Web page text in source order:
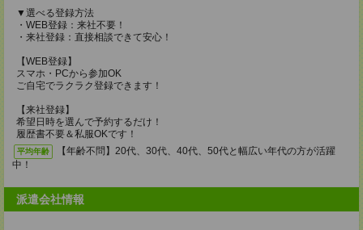
▼選べる登録方法
・WEB登録：来社不要！
・来社登録：直接相談できて安心！
【WEB登録】
スマホ・PCから参加OK
ご自宅でラクラク登録できます！
【来社登録】
希望日時を選んで予約するだけ！
履歴書不要＆私服OKです！
平均年齢
【年齢不問】20代、30代、40代、50代と幅広い年代の方が活躍
中！
派遣会社情報